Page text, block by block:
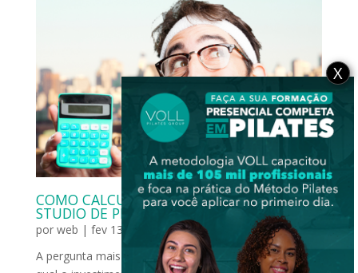
COMO CALCULAR O INVESTIMENTO DE UM
STUDIO DE PILATES?
por web | fev 13, 2023 |Carreira,
Gestão e Marketing
A pergunta mais recorrente feita por investidores é
X